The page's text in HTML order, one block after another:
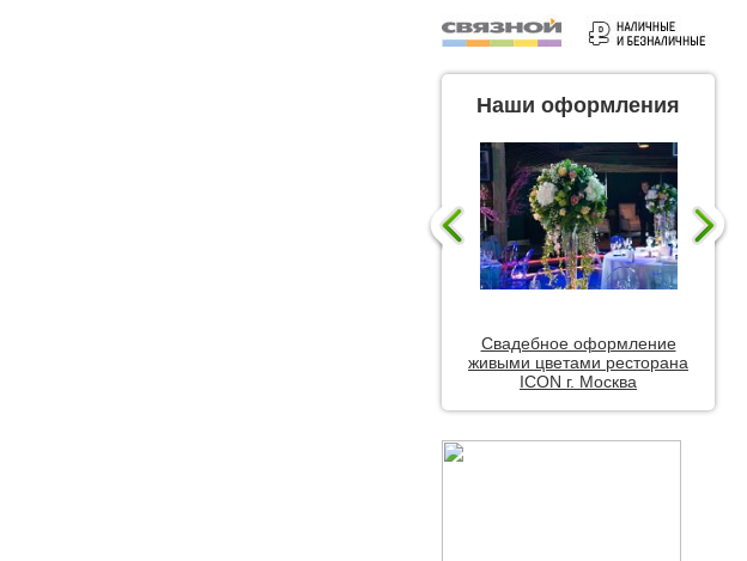
Наши оформления
Свадебное оформление
живыми цветами ресторана
ICON г. Москва